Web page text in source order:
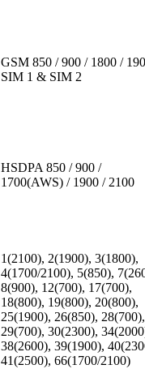
GSM 850 / 900 / 1800 /
SIM 1 & SIM 2
HSDPA 850 / 900 /
1700(AWS) / 1900 / 2100
1(2100), 2(1900), 3(1800),
4(1700/2100), 5(850),
8(900), 12(700), 17(700),
18(800), 19(800), 20(800),
25(1900), 26(850), 28(700),
29(700), 30(2300),
38(2600), 39(1900),
41(2500), 66(1700/2100)